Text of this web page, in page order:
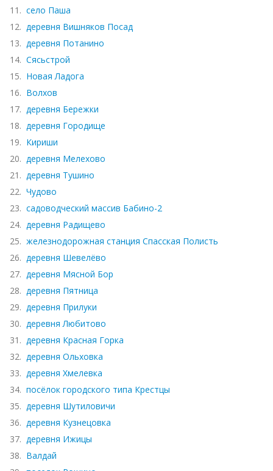
11. село Паша
12. деревня Вишняков Посад
13. деревня Потанино
14. Сясьстрой
15. Новая Ладога
16. Волхов
17. деревня Бережки
18. деревня Городище
19. Кириши
20. деревня Мелехово
21. деревня Тушино
22. Чудово
23. садоводческий массив Бабино-2
24. деревня Радищево
25. железнодорожная станция Спасская Полисть
26. деревня Шевелёво
27. деревня Мясной Бор
28. деревня Пятница
29. деревня Прилуки
30. деревня Любитово
31. деревня Красная Горка
32. деревня Ольховка
33. деревня Хмелевка
34. посёлок городского типа Крестцы
35. деревня Шутиловичи
36. деревня Кузнецовка
37. деревня Ижицы
38. Валдай